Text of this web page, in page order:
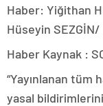
Haber: Yiğithan
Hüseyin SEZGİN/
Haber Kaynak :
“Yayınlanan
yasal